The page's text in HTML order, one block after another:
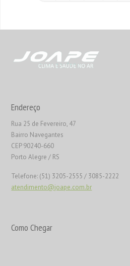
Endereço
Rua 25 de Fevereiro, 47
Bairro Navegantes
CEP 90240-660
Porto Alegre / RS
Telefone: (51) 3205-2555 / 3085-2222
atendimento@joape.com.br
Como Chegar